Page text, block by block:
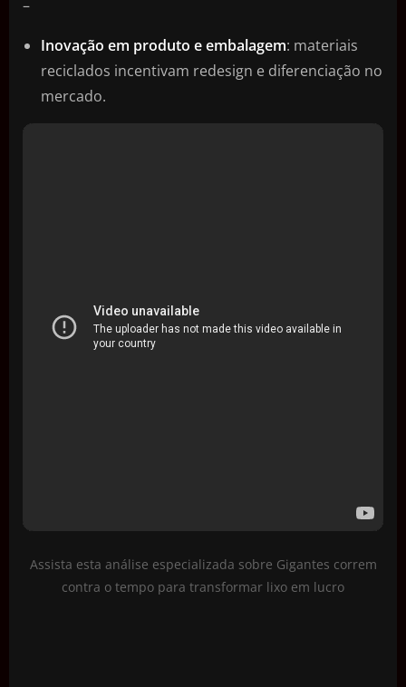
–
Inovação em produto e embalagem: materiais
reciclados incentivam redesign e diferenciação no
mercado.
Assista esta análise especializada sobre Gigantes correm
contra o tempo para transformar lixo em lucro